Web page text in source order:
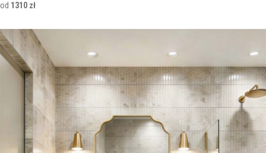
od 1310 zł